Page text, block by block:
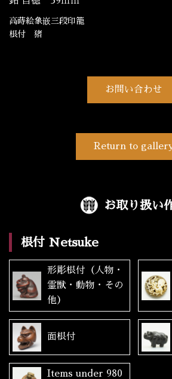
高蒔絵象嵌三段印籠
根付 猪
お問い合わせ
Return to
お取り扱い
根付 Netsuke
形彫根付（人物・
霊獣・動物・その
他）
面根付
Items under 980